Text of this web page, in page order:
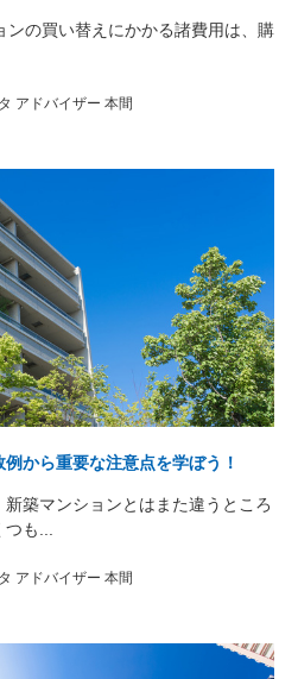
の買い替えにかかる諸費用は、購
アドバイザー 本間
から重要な注意点を学ぼう！
築マンションとはまた違うところ
も...
アドバイザー 本間